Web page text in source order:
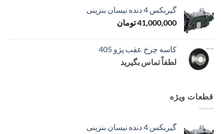
گیربکس 4 دنده نیسان بنزینی
41,000,000تومان
کاسه چرخ عقب پژو 405
لطفاً تماس بگیرید
قطعات ویژه
گیربکس 4 دنده نیسان بنزینی